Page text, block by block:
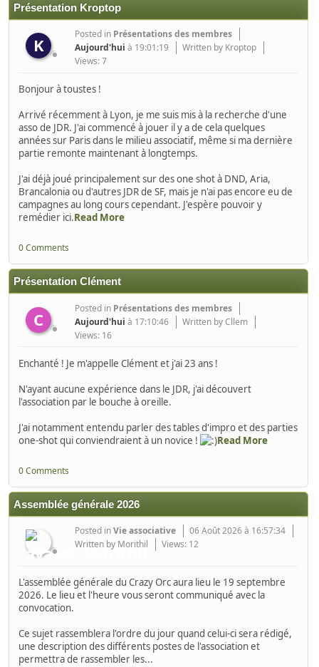
Présentation Kroptop
K
Posted in Présentations des membres
Aujourd'hui à 19:01:19
Written by Kroptop
Views: 7
Bonjour à toustes !
Arrivé récemment à Lyon, je me suis mis à la recherche d'une
asso de JDR. J'ai commencé à jouer il y a de cela quelques
années sur Paris dans le milieu associatif, même si ma dernière
partie remonte maintenant à longtemps.
J'ai déjà joué principalement sur des one shot à DND, Aria,
Brancalonia ou d'autres JDR de SF, mais je n'ai pas encore eu de
campagnes au long cours cependant. J'espère pouvoir y
remédier ici.Read More
0 Comments
Présentation Clément
C
Posted in Présentations des membres
Aujourd'hui à 17:10:46
Written by Cllem
Views: 16
Enchanté ! Je m'appelle Clément et j'ai 23 ans !
N'ayant aucune expérience dans le JDR, j'ai découvert
l'association par le bouche à oreille.
J'ai notamment entendu parler des tables d'impro et des parties
one-shot qui conviendraient à un novice !
Read More
0 Comments
Assemblée générale 2026
Posted inVie associative
06 Août 2026 à 16:57:34
Written by Morithil
Views: 12
L'assemblée générale du Crazy Orc aura lieu le 19 septembre
2026. Le lieu et l'heure vous seront communiqué avec la
convocation.
Ce sujet rassemblera l'ordre du jour quand celui-ci sera rédigé,
une description des différents postes de l'association et
permettra de rassembler les...